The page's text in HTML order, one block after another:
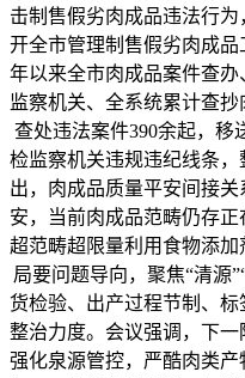
击制售假劣肉成品违法行
开全市管理制售假劣肉成
年以来全市肉成品案件查
监察机关、全系统累计查抄
查处违法案件390余起，移
检监察机关违规违纪线条
出，肉成品质量平安间接
安，当前肉成品范畴仍存正
超范畴超限量利用食物添
局要问题导向，聚焦“清源
货检验、出产过程节制、
整治力度。会议强调，下
强化泉源管控，严酷肉类